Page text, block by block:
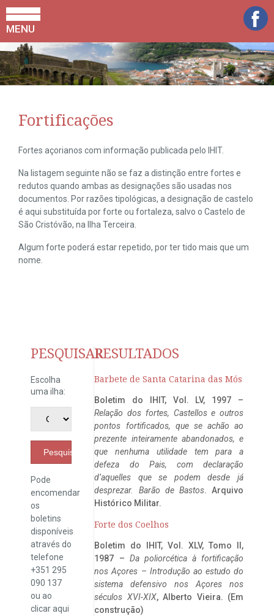
MENU
Fortificações
Fortes açorianos com informação publicada pelo IHIT.
Na listagem seguinte não se faz a distinção entre fortes e
redutos quando ambas as designações são usadas nos
documentos. Por razões tipológicas, a designação de castelo
é aqui substituída por forte ou fortaleza, salvo o Castelo de
São Cristóvão, na Ilha Terceira.
Algum forte poderá estar repetido, por ter tido mais que um
nome.
PESQUISAR
Escolha
uma ilha:
Pesquisar
Pode
encomendar
os
boletins
disponíveis
através do
telefone
+351 295
090 137
ou ao
clicaraqui
RESULTADOS
Barbete de Santa Catarina das Mós
Boletim do IHIT, Vol. LV, 1997 –
Relação dos fortes, Castellos e outros
pontos fortificados, que se achão ao
prezente inteiramente abandonados, e
que nenhuma utilidade tem para a
defeza do Pais, com declaração
d’aquelles que se podem desde já
desprezar. Barão de Bastos. Arquivo
Histórico Militar.
Forte dos Coelhos
Boletim do IHIT, Vol. XLV, Tomo II,
1987 – Da poliorcética à fortificação
nos Açores – Introdução ao estudo do
sistema defensivo nos Açores nos
séculos XVI-XIX, Alberto Vieira. (Em
construção)